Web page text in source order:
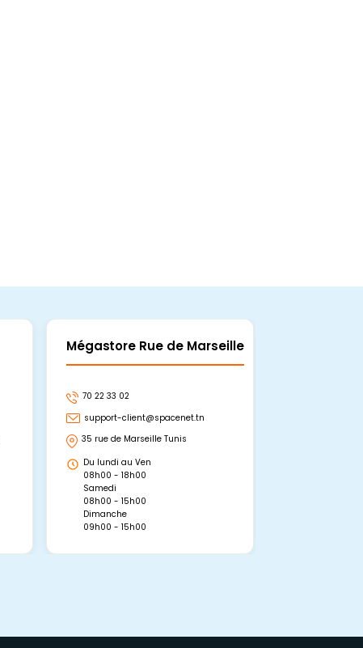
Mégastore Rue de Marseille
70 22 33 02
support-client@spacenet.tn
35 rue de Marseille Tunis
Du lundi au Ven
08h00 - 18h00
Samedi
08h00 - 15h00
Dimanche
09h00 - 15h00